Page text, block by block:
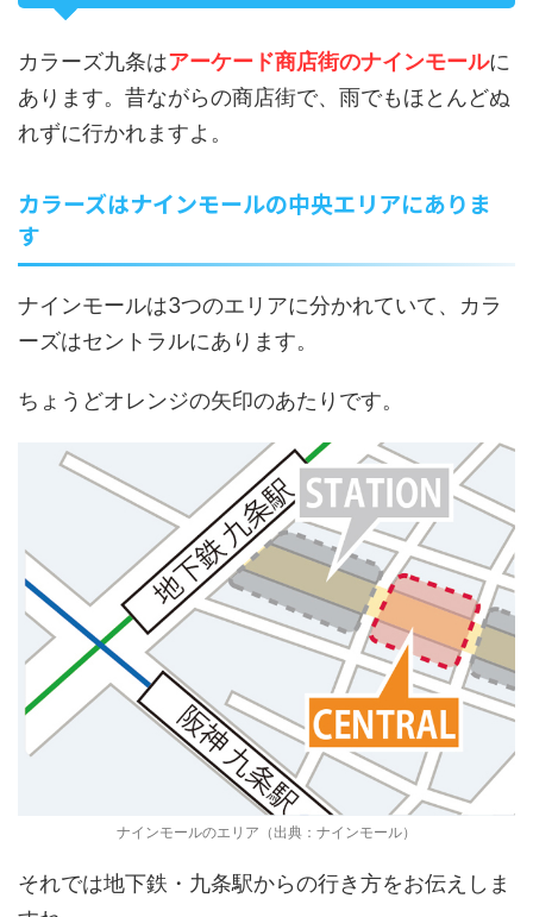
カラーズ九条はアーケード商店街のナインモールに
あります。昔ながらの商店街で、雨でもほとんどぬ
れずに行かれますよ。
カラーズはナインモールの中央エリアにありま
す
ナインモールは3つのエリアに分かれていて、カラ
ーズはセントラルにあります。
ちょうどオレンジの矢印のあたりです。
ナインモールのエリア（出典：ナインモール）
それでは地下鉄・九条駅からの行き方をお伝えしま